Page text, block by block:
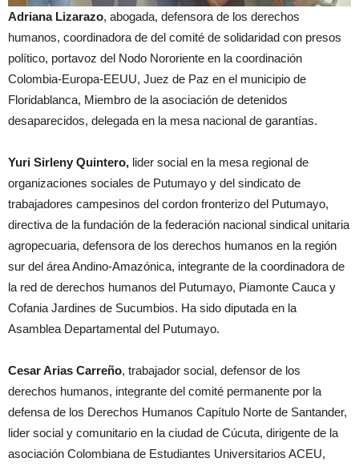
Adriana Lizarazo, abogada, defensora de los derechos
humanos, coordinadora de del comité de solidaridad con presos
político, portavoz del Nodo Nororiente en la coordinación
Colombia-Europa-EEUU, Juez de Paz en el municipio de
Floridablanca, Miembro de la asociación de detenidos
desaparecidos, delegada en la mesa nacional de garantías.
Yuri Sirleny Quintero, lider social en la mesa regional de
organizaciones sociales de Putumayo y del sindicato de
trabajadores campesinos del cordon fronterizo del Putumayo,
directiva de la fundación de la federación nacional sindical unitaria
agropecuaria, defensora de los derechos humanos en la región
sur del área Andino-Amazónica, integrante de la coordinadora de
la red de derechos humanos del Putumayo, Piamonte Cauca y
Cofania Jardines de Sucumbios. Ha sido diputada en la
Asamblea Departamental del Putumayo.
Cesar Arias Carreño, trabajador social, defensor de los
derechos humanos, integrante del comité permanente por la
defensa de los Derechos Humanos Capítulo Norte de Santander,
lider social y comunitario en la ciudad de Cúcuta, dirigente de la
asociación Colombiana de Estudiantes Universitarios ACEU,